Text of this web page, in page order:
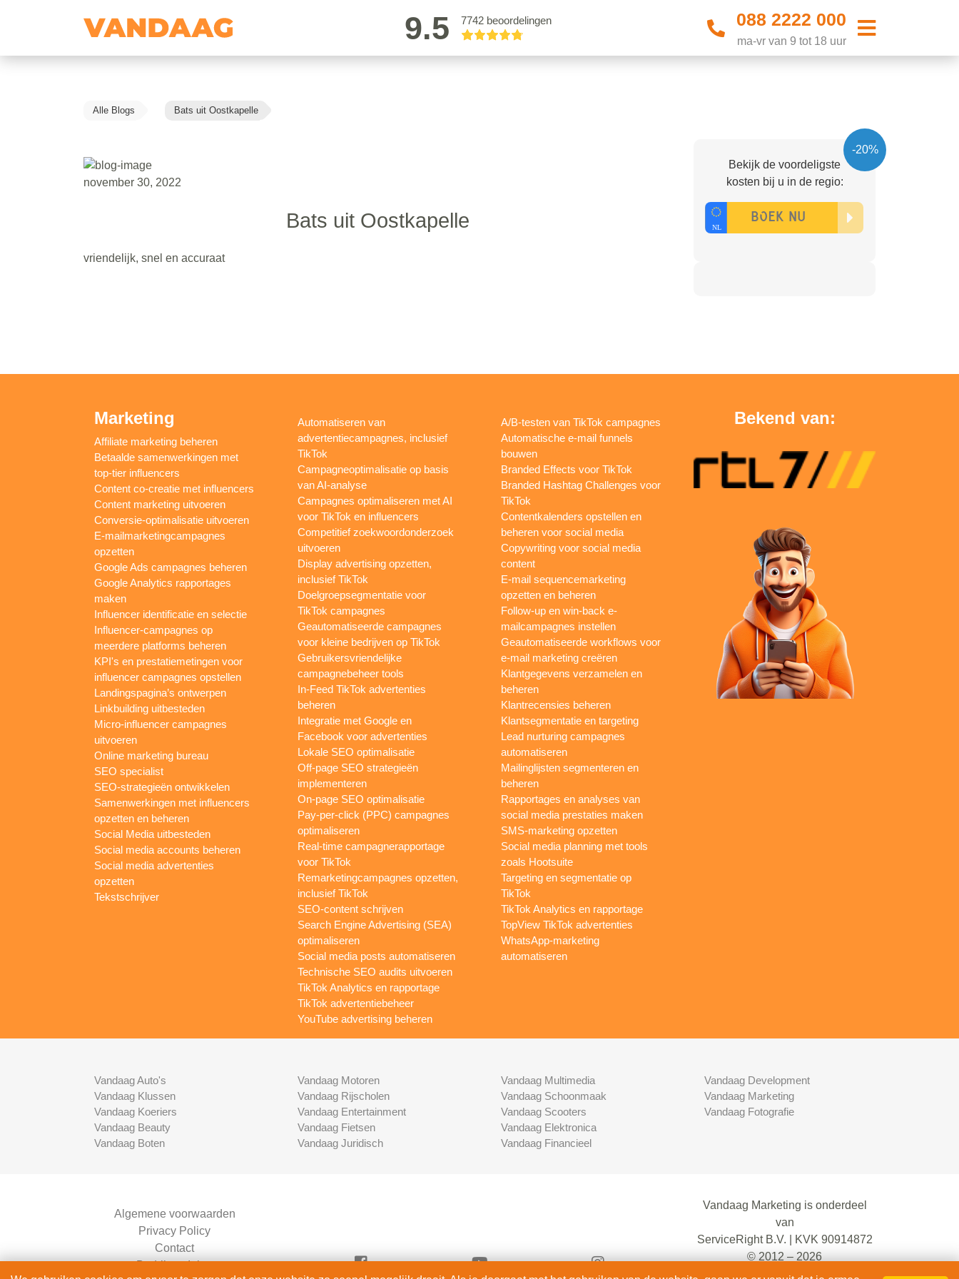
9.5 7742 beoordelingen 088 2222 000
ma-vr van 9 tot 18 uur
Alle Blogs Bats uit Oostkapelle
november 30, 2022
Bats uit Oostkapelle
vriendelijk, snel en accuraat
-20%
Bekijk de voordeligste
kosten bij u in de regio:
Marketing
Affiliate marketing beheren
Betaalde samenwerkingen met
top-tier influencers
Content co-creatie met influencers
Content marketing uitvoeren
Conversie-optimalisatie uitvoeren
E-mailmarketingcampagnes
opzetten
Google Ads campagnes beheren
Google Analytics rapportages
maken
Influencer identificatie en selectie
Influencer-campagnes op
meerdere platforms beheren
KPI's en prestatiemetingen voor
influencer campagnes opstellen
Landingspagina’s ontwerpen
Linkbuilding uitbesteden
Micro-influencer campagnes
uitvoeren
Online marketing bureau
SEO specialist
SEO-strategieën ontwikkelen
Samenwerkingen met influencers
opzetten en beheren
Social Media uitbesteden
Social media accounts beheren
Social media advertenties
opzetten
Tekstschrijver
Automatiseren van
advertentiecampagnes, inclusief
TikTok
Campagneoptimalisatie op basis
van AI-analyse
Campagnes optimaliseren met AI
voor TikTok en influencers
Competitief zoekwoordonderzoek
uitvoeren
Display advertising opzetten,
inclusief TikTok
Doelgroepsegmentatie voor
TikTok campagnes
Geautomatiseerde campagnes
voor kleine bedrijven op TikTok
Gebruikersvriendelijke
campagnebeheer tools
In-Feed TikTok advertenties
beheren
Integratie met Google en
Facebook voor advertenties
Lokale SEO optimalisatie
Off-page SEO strategieën
implementeren
On-page SEO optimalisatie
Pay-per-click (PPC) campagnes
optimaliseren
Real-time campagnerapportage
voor TikTok
Remarketingcampagnes opzetten,
inclusief TikTok
SEO-content schrijven
Search Engine Advertising (SEA)
optimaliseren
Social media posts automatiseren
Technische SEO audits uitvoeren
TikTok Analytics en rapportage
TikTok advertentiebeheer
YouTube advertising beheren
A/B-testen van TikTok campagnes
Automatische e-mail funnels
bouwen
Branded Effects voor TikTok
Branded Hashtag Challenges voor
TikTok
Contentkalenders opstellen en
beheren voor social media
Copywriting voor social media
content
E-mail sequencemarketing
opzetten en beheren
Follow-up en win-back e-
mailcampagnes instellen
Geautomatiseerde workflows voor
e-mail marketing creëren
Klantgegevens verzamelen en
beheren
Klantrecensies beheren
Klantsegmentatie en targeting
Lead nurturing campagnes
automatiseren
Mailinglijsten segmenteren en
beheren
Rapportages en analyses van
social media prestaties maken
SMS-marketing opzetten
Social media planning met tools
zoals Hootsuite
Targeting en segmentatie op
TikTok
TikTok Analytics en rapportage
TopView TikTok advertenties
WhatsApp-marketing
automatiseren
Bekend van:
Vandaag Auto's
Vandaag Klussen
Vandaag Koeriers
Vandaag Beauty
Vandaag Boten
Vandaag Motoren
Vandaag Rijscholen
Vandaag Entertainment
Vandaag Fietsen
Vandaag Juridisch
Vandaag Multimedia
Vandaag Schoonmaak
Vandaag Scooters
Vandaag Elektronica
Vandaag Financieel
Vandaag Development
Vandaag Marketing
Vandaag Fotografie
Algemene voorwaarden
Privacy Policy
Contact
Bedrijven Inlog
Vandaag Marketing is onderdeel
van
ServiceRight B.V. | KVK 90914872
© 2012 – 2026
alle rechten voorbehouden.